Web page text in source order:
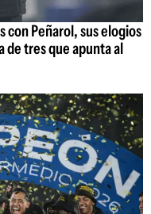
con Peñarol, sus elogios
de tres que apunta al